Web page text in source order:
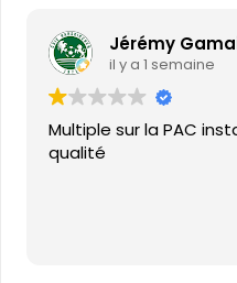
Jérémy
il y a 1 semaine
Multiple sur la PAC
qualité